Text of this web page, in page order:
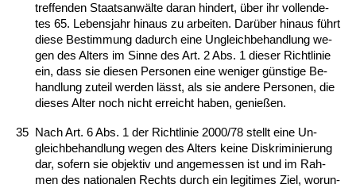
tref­fen­den Staats­anwälte dar­an hin­dert, über ihr voll­ende­
tes 65. Le­bens­jahr hin­aus zu ar­bei­ten. Darüber hin­aus führt
die­se Be­stim­mung da­durch ei­ne Un­gleich­be­hand­lung we­
gen des Al­ters im Sin­ne des Art. 2 Abs. 1 die­ser Richt­li­nie
ein, dass sie die­sen Per­so­nen ei­ne we­ni­ger güns­ti­ge Be­
hand­lung zu­teil wer­den lässt, als sie an­de­re Per­so­nen, die
die­ses Al­ter noch nicht er­reicht ha­ben, ge­nießen.
35 Nach Art. 6 Abs. 1 der Richt­li­nie 2000/78 stellt ei­ne Un­
gleich­be­hand­lung we­gen des Al­ters kei­ne Dis­kri­mi­nie­rung
dar, so­fern sie ob­jek­tiv und an­ge­mes­sen ist und im Rah­
men des na­tio­na­len Rechts durch ein le­gi­ti­mes Ziel, wor­un­